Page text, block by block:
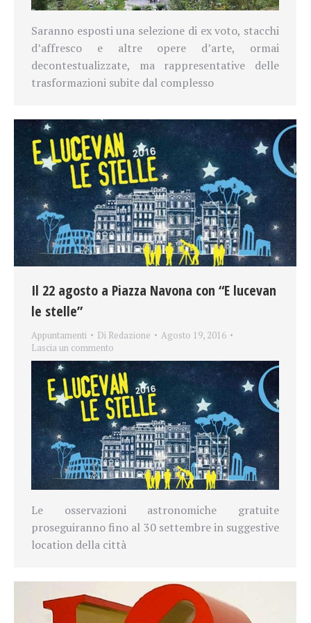
Saranno esposti una selezione di ex voto, stacchi
d’affresco e altre opere d’arte, ormai
decontestualizzate, ma rappresentative delle
trasformazioni subite dal complesso
Il 22 agosto a Piazza Navona con “E lucevan
le stelle”
Appuntamenti Di Redazione
Agosto 19, 2016
Lascia un commento
Le osservazioni astronomiche gratuite
proseguiranno fino al 30 settembre in suggestive
location della città